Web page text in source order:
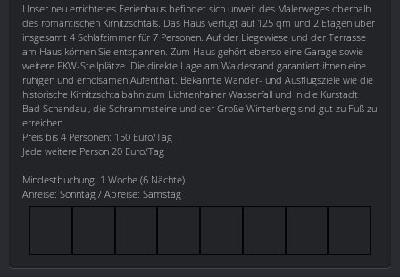
Unser neu errichtetes Ferienhaus befindet sich unweit des Malerweges oberhalb
des romantischen Kirnitzschtals. Das Haus verfügt auf 125 qm und 2 Etagen über
insgesamt 4 Schlafzimmer für 7 Personen. Auf der Liegewiese und der Terrasse
am Haus können Sie entspannen. Zum Haus gehört ebenso eine Garage sowie
weitere PKW-Stellplätze. Die direkte Lage am Waldesrand garantiert ihnen eine
ruhigen und erholsamen Aufenthalt. Bekannte Wander- und Ausflugsziele wie die
historische Kirnitzschtalbahn zum Lichtenhainer Wasserfall und in die Kurstadt
Bad Schandau , die Schrammsteine und der Große Winterberg sind gut zu Fuß zu
erreichen.
Preis bis 4 Personen: 150 Euro/Tag
Jede weitere Person 20 Euro/Tag
Mindestbuchung: 1 Woche (6 Nächte)
Anreise: Sonntag / Abreise: Samstag